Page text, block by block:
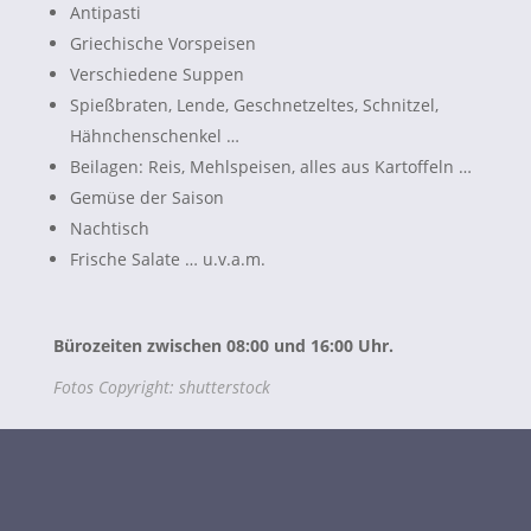
Antipasti
Griechische Vorspeisen
Verschiedene Suppen
Spießbraten, Lende, Geschnetzeltes, Schnitzel,
Hähnchenschenkel …
Beilagen: Reis, Mehlspeisen, alles aus Kartoffeln …
Gemüse der Saison
Nachtisch
Frische Salate … u.v.a.m.
Bürozeiten zwischen 08:00 und 16:00 Uhr.
Fotos Copyright: shutterstock